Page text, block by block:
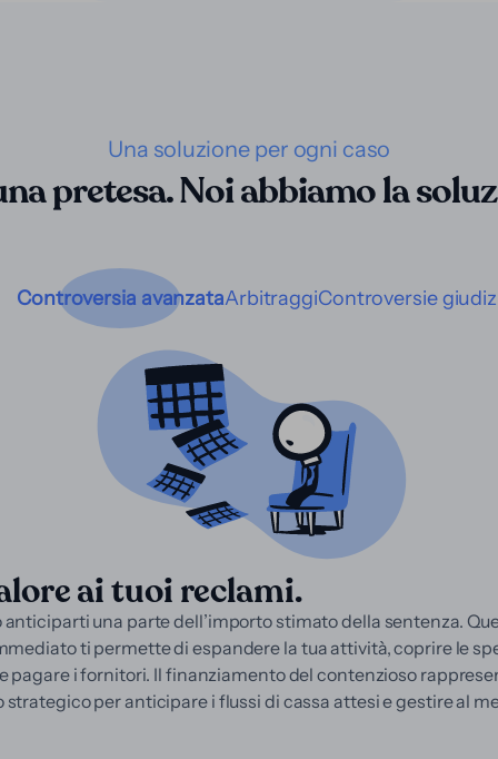
Una soluzione per ogni caso
pretesa. Noi abbiamo la
Controversia avanzataArbitraggiControversie
ai tuoi reclami.
anticiparti una parte dell’importo stimato della sentenza.
ti permette di espandere la tua attività, coprire le
pagare i fornitori. Il finanziamento del contenzioso
per anticipare i flussi di cassa attesi e gestire al